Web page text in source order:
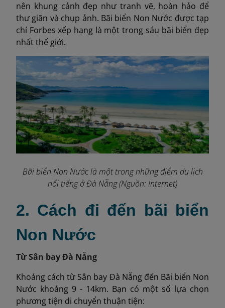
nên khung cảnh đẹp như tranh vẽ, hoàn hảo để
thư giãn và chụp ảnh. Bãi biển Non Nước được tạp
chí Forbes xếp hạng là một trong sáu bãi biển đẹp
nhất thế giới.
Bãi biển Non Nước là một trong những điểm du lịch
nổi tiếng ở Đà Nẵng (Nguồn: Internet)
2. Cách đi đến bãi biển
Non Nước
Từ Sân bay Đà Nẵng
Khoảng cách từ Sân bay Đà Nẵng đến Bãi biển Non
Nước khoảng 9 - 14km. Bạn có một số lựa chọn
phương tiện di chuyển thuận tiện: